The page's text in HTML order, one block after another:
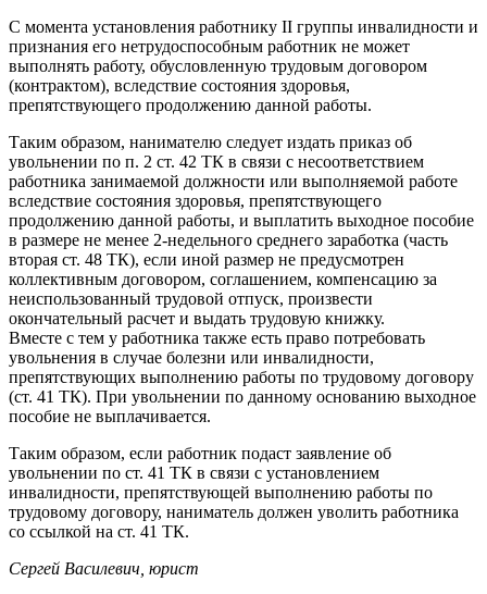
С момента установления работнику II группы инвалидности и
признания его нетрудоспособным работник не может
выполнять работу, обусловленную трудовым договором
(контрактом), вследствие состояния здоровья,
препятствующего продолжению данной работы.
Таким образом, нанимателю следует издать приказ об
увольнении по п. 2 ст. 42 ТК в связи с несоответствием
работника занимаемой должности или выполняемой работе
вследствие состояния здоровья, препятствующего
продолжению данной работы, и выплатить выходное пособие
в размере не менее 2-недельного среднего заработка (часть
вторая ст. 48 ТК), если иной размер не предусмотрен
коллективным договором, соглашением, компенсацию за
неиспользованный трудовой отпуск, произвести
окончательный расчет и выдать трудовую книжку.
Вместе с тем у работника также есть право потребовать
увольнения в случае болезни или инвалидности,
препятствующих выполнению работы по трудовому договору
(ст. 41 ТК). При увольнении по данному основанию выходное
пособие не выплачивается.
Таким образом, если работник подаст заявление об
увольнении по ст. 41 ТК в связи с установлением
инвалидности, препятствующей выполнению работы по
трудовому договору, наниматель должен уволить работника
со ссылкой на ст. 41 ТК.
Сергей Василевич, юрист